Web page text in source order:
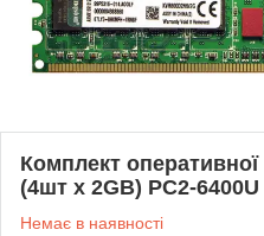
Комплект
(4шт x 2GB) PC2-
Немає в наявності